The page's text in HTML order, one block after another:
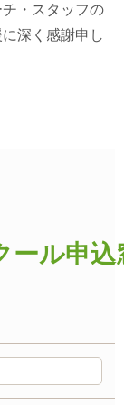
・スタッフの
深く感謝申し
ール申